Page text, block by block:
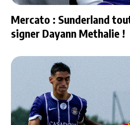
Mercato : Sunderland
signer Dayann Methalie !